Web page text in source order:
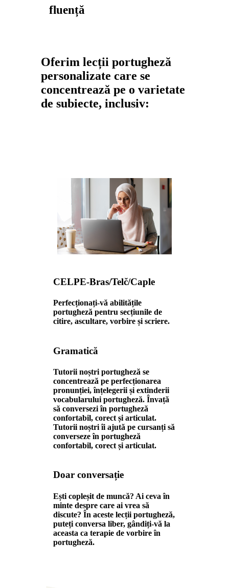
fluență
Oferim lecții portugheză
personalizate care se
concentrează pe o varietate
de subiecte, inclusiv:
CELPE-Bras/Telč/Caple
Perfecționați-vă abilitățile
portugheză pentru secțiunile de
citire, ascultare, vorbire și scriere.
Gramatică
Tutorii noștri portugheză se
concentrează pe perfecționarea
pronunției, înțelegerii și extinderii
vocabularului portugheză. Învață
să conversezi în portugheză
confortabil, corect și articulat.
Tutorii noștri îi ajută pe cursanți să
converseze în portugheză
confortabil, corect și articulat.
Doar conversație
Ești copleșit de muncă? Ai ceva în
minte despre care ai vrea să
discute? În aceste lecții portugheză,
puteți conversa liber, gândiți-vă la
aceasta ca terapie de vorbire în
portugheză.